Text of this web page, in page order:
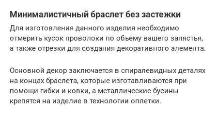
Минималистичный браслет без застежки
Для изготовления данного изделия необходимо
отмерить кусок проволоки по объему вашего запястья,
а также отрезки для создания декоративного элемента.
Основной декор заключается в спиралевидных деталях
на концах браслета, которые изготавливаются при
помощи гибки и ковки, а металлические бусины
крепятся на изделие в технологии оплетки.